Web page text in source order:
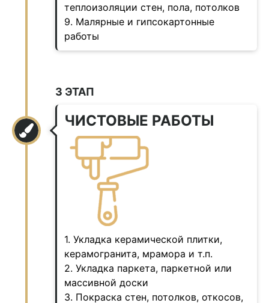
теплоизоляции стен, пола, потолков
9. Малярные и гипсокартонные
работы
3 ЭТАП
ЧИСТОВЫЕ РАБОТЫ
1. Укладка керамической плитки,
керамогранита, мрамора и т.п.
2. Укладка паркета, паркетной или
массивной доски
3. Покраска стен, потолков, откосов,